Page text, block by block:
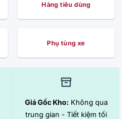
Hàng tiêu dùng
Phụ tùng xe
Giá Gốc Kho: Không qua
trung gian - Tiết kiệm tối